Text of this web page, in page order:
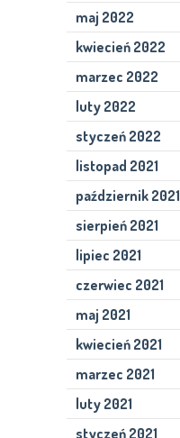
maj 2022
kwiecień 2022
marzec 2022
luty 2022
styczeń 2022
listopad 2021
październik 2021
sierpień 2021
lipiec 2021
czerwiec 2021
maj 2021
kwiecień 2021
marzec 2021
luty 2021
styczeń 2021